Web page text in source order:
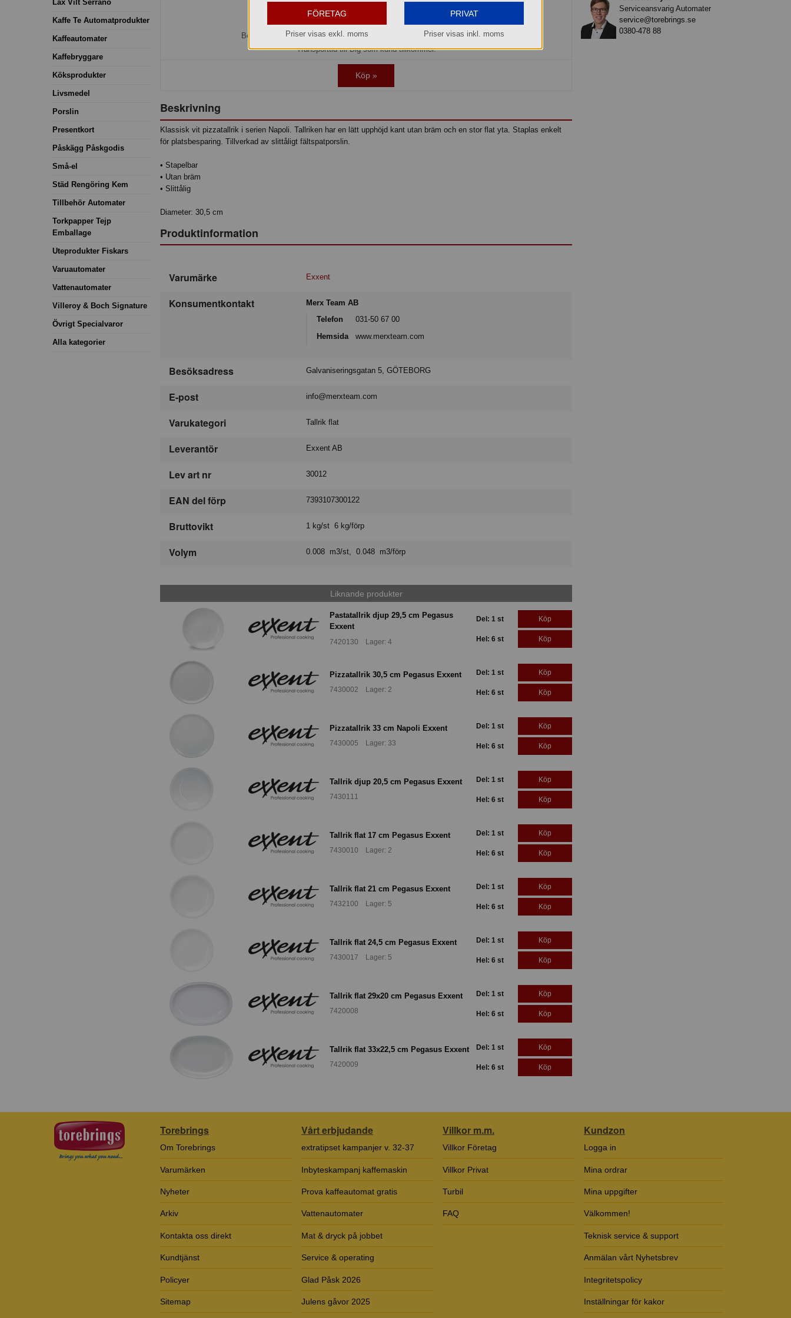
Lax Vilt Serrano
Kaffe Te Automatprodukter
Kaffeautomater
Kaffebryggare
Köksprodukter
Livsmedel
Porslin
Presentkort
Påskägg Påskgodis
Små-el
Städ Rengöring Kem
Tillbehör Automater
Torkpapper Tejp
Emballage
Uteprodukter Fiskars
Varuautomater
Vattenautomater
Villeroy & Boch Signature
Övrigt Specialvaror
Alla kategorier
Beställningsvara
Beställ idag före kl. 15:00 så beräknar vi få in den i lager den 2026-08-12.
Transporttid till Dig som kund tillkommer.
Köp »
Beskrivning
Klassisk vit pizzatallrik i serien Napoli. Tallriken har en lätt upphöjd kant utan bräm och en stor flat yta. Staplas enkelt
för platsbesparing. Tillverkad av slittåligt fältspatporslin.
• Stapelbar
• Utan bräm
• Slittålig
Diameter: 30,5 cm
Produktinformation
Varumärke Exxent
Konsumentkontakt
Merx Team AB
Telefon
031-50 67 00
Hemsida
www.merxteam.com
Besöksadress Galvaniseringsgatan 5, GÖTEBORG
E-post info@merxteam.com
Varukategori Tallrik flat
Leverantör Exxent AB
Lev art nr 30012
EAN del förp 7393107300122
Bruttovikt 1 kg/st 6 kg/förp
Volym 0.008 m3/st, 0.048 m3/förp
Liknande produkter
Pastatallrik djup 29,5 cm Pegasus
Exxent
7420130 Lager: 4
Del: 1 st Köp
Hel: 6 st Köp
Pizzatallrik 30,5 cm Pegasus Exxent
7430002 Lager: 2
Del: 1 st Köp
Hel: 6 st Köp
Pizzatallrik 33 cm Napoli Exxent
7430005 Lager: 33
Del: 1 st Köp
Hel: 6 st Köp
Tallrik djup 20,5 cm Pegasus Exxent
7430111
Del: 1 st Köp
Hel: 6 st Köp
Tallrik flat 17 cm Pegasus Exxent
7430010 Lager: 2
Del: 1 st Köp
Hel: 6 st Köp
Tallrik flat 21 cm Pegasus Exxent
7432100 Lager: 5
Del: 1 st Köp
Hel: 6 st Köp
Tallrik flat 24,5 cm Pegasus Exxent
7430017 Lager: 5
Del: 1 st Köp
Hel: 6 st Köp
Tallrik flat 29x20 cm Pegasus Exxent
7420008
Del: 1 st Köp
Hel: 6 st Köp
Tallrik flat 33x22,5 cm Pegasus Exxent
7420009
Del: 1 st Köp
Hel: 6 st Köp
Serviceansvarig Automater
service@torebrings.se
0380-478 88
Torebrings
Om Torebrings
Varumärken
Nyheter
Arkiv
Kontakta oss direkt
Kundtjänst
Policyer
Sitemap
Vårt erbjudande
extratipset kampanjer v. 32-37
Inbyteskampanj kaffemaskin
Prova kaffeautomat gratis
Vattenautomater
Mat & dryck på jobbet
Service & operating
Glad Påsk 2026
Julens gåvor 2025
Villkor m.m.
Villkor Företag
Villkor Privat
Turbil
FAQ
Kundzon
Logga in
Mina ordrar
Mina uppgifter
Välkommen!
Teknisk service & support
Anmälan vårt Nyhetsbrev
Integritetspolicy
Inställningar för kakor
FÖRETAG
Priser visas exkl. moms
PRIVAT
Priser visas inkl. moms